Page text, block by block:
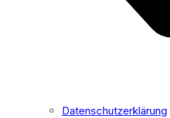
Datenschutzerklärung